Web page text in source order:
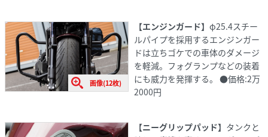
画像(12枚)
【エンジンガード】 φ25.4スチー
ルパイプを採用するエンジンガー
ドは立ちゴケでの車体のダメージ
を軽減。フォグランプなどの装着
にも威力を発揮する。 ●価格:2万
2000円
【ニーグリップパッド】 タンクと